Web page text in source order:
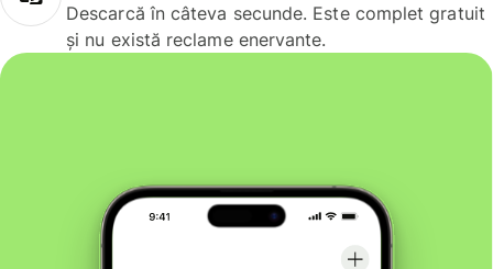
Descarcă în câteva secunde. Este complet gratuit
și nu există reclame enervante.